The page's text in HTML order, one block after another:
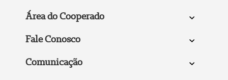
Área do Cooperado
Fale Conosco
Comunicação